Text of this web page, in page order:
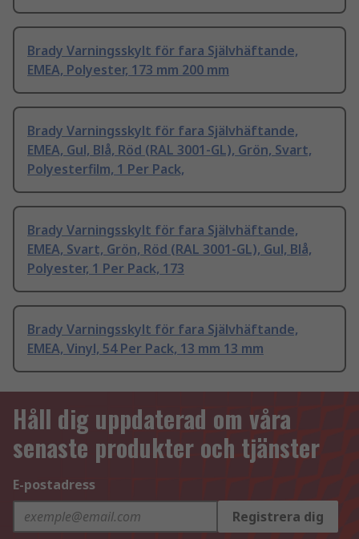
Brady Varningsskylt för fara Självhäftande,
EMEA, Polyester, 173 mm 200 mm
Brady Varningsskylt för fara Självhäftande,
EMEA, Gul, Blå, Röd (RAL 3001-GL), Grön, Svart,
Polyesterfilm, 1 Per Pack,
Brady Varningsskylt för fara Självhäftande,
EMEA, Svart, Grön, Röd (RAL 3001-GL), Gul, Blå,
Polyester, 1 Per Pack, 173
Brady Varningsskylt för fara Självhäftande,
EMEA, Vinyl, 54 Per Pack, 13 mm 13 mm
Håll dig uppdaterad om våra
senaste produkter och tjänster
E-postadress
Registrera dig